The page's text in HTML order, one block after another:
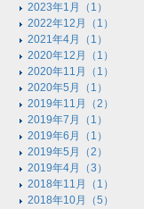
2023年1月（1）
2022年12月（1）
2021年4月（1）
2020年12月（1）
2020年11月（1）
2020年5月（1）
2019年11月（2）
2019年7月（1）
2019年6月（1）
2019年5月（2）
2019年4月（3）
2018年11月（1）
2018年10月（5）